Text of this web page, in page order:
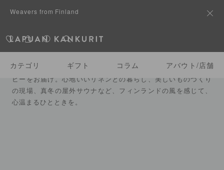
Weavers from Finland
カテゴリ ギフト コラム アバウト/店舗
ラプアン カンクリが生まれたフィンランドから、ショートムー
ビーをお届け。心地いいリネンとの暮らし、美しいものづくり
の現場、真冬の屋外サウナなど、フィンランドの風を感じて、
心温まるひとときを。